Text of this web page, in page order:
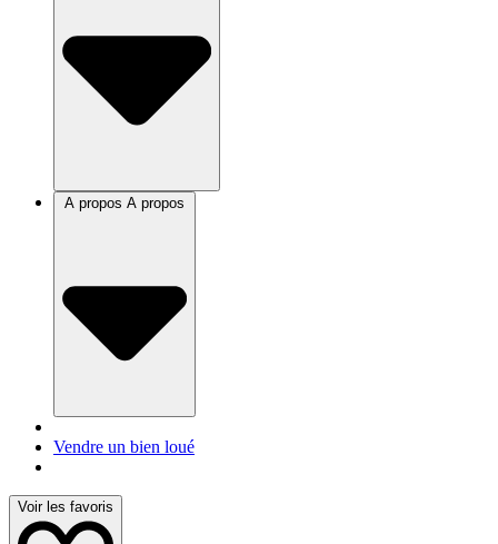
A propos
Vendre un bien loué
Voir les favoris